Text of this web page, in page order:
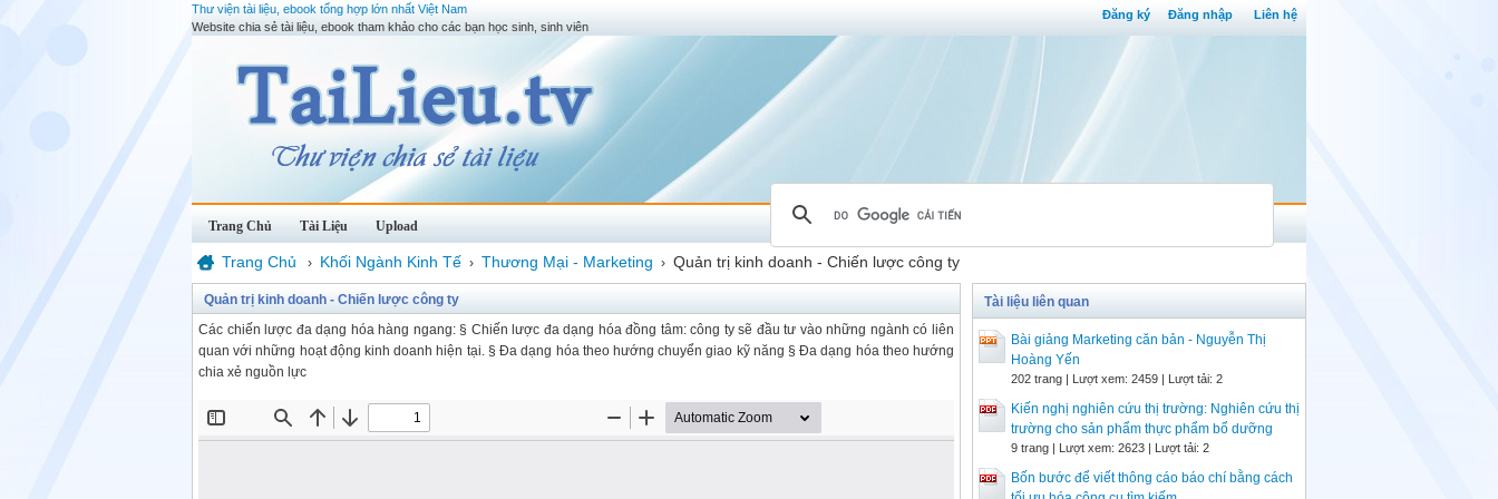
Đăng ký Đăng nhập Liên hệ
Thư viện tài liệu, ebook tổng hợp lớn nhất Việt Nam
Website chia sẻ tài liệu, ebook tham khảo cho các bạn học sinh, sinh viên
Trang Chủ Tài Liệu Upload
Trang Chủ › Khối Ngành Kinh Tế › Thương Mại - Marketing › Quản trị kinh doanh - Chiến lược công ty
Quản trị kinh doanh - Chiến lược công ty
Các chiến lược đa dạng hóa hàng ngang: § Chiến lược đa dạng hóa đồng tâm: công ty sẽ đầu tư vào những ngành có liên
quan với những hoạt động kinh doanh hiện tại. § Đa dạng hóa theo hướng chuyển giao kỹ năng § Đa dạng hóa theo hướng
chia xẻ nguồn lực
Tài liệu liên quan
Bài giảng Marketing căn bản - Nguyễn Thị
Hoàng Yến
202 trang | Lượt xem: 2459 | Lượt tải: 2
Kiến nghị nghiên cứu thị trường: Nghiên cứu thị
trường cho sản phẩm thực phẩm bổ dưỡng
9 trang | Lượt xem: 2623 | Lượt tải: 2
Bốn bước để viết thông cáo báo chí bằng cách